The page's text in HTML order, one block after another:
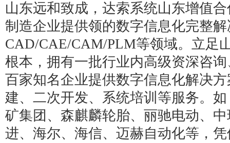
山东远和致成 ，达索系统山东增值
制造企业提供领的数字信息化完整
CAD/CAE/CAM/PLM等领域。立足
根本，拥有一批行业内高级资深咨
百家知名企业提供数字信息化解决
建、二次开发、系统培训等服务。
矿集团、森麒麟轮胎、丽驰电动、
进、海尔、海信、迈赫自动化等，